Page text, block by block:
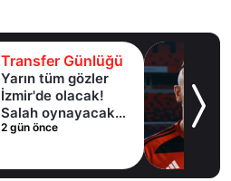
Transfer Günlüğü
Yarın tüm gözler
İzmir'de olacak!
Salah oynayacak
mı?
2 gün önce